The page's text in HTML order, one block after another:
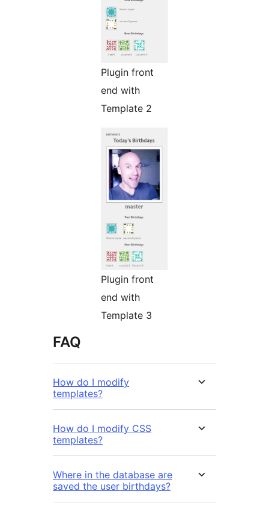
Plugin front
end with
Template 2
Plugin front
end with
Template 3
FAQ
How do I modify
templates?
How do I modify CSS
templates?
Where in the database are
saved the user birthdays?